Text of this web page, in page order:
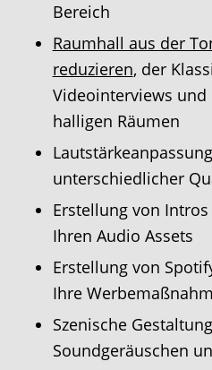
Bereich
Raumhall aus der
reduzieren, der
Videointerviews und
halligen Räumen
unterschiedlicher
Erstellung von
Ihren Audio Assets
Erstellung von
Ihre
Szenische
Soundgeräuschen